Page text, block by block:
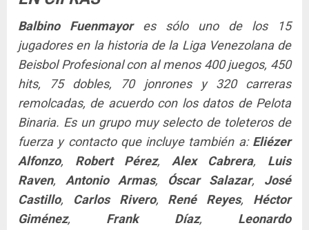
Balbino Fuenmayor es sólo uno de los 15
jugadores en la historia de la Liga Venezolana de
Beisbol Profesional con al menos 400 juegos, 450
hits, 75 dobles, 70 jonrones y 320 carreras
remolcadas, de acuerdo con los datos de Pelota
Binaria. Es un grupo muy selecto de toleteros de
fuerza y contacto que incluye también a: Eliézer
Alfonzo, Robert Pérez, Alex Cabrera, Luis
Raven, Antonio Armas, Óscar Salazar, José
Castillo, Carlos Rivero, René Reyes, Héctor
Giménez, Frank Díaz, Leonardo